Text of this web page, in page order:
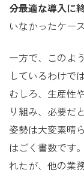
分最適な導入に
いなかったケー
一方で、このよ
しているわけで
むしろ、生産性
り組み、必要だ
姿勢は大変素晴
はごく書数です
れたが、他の業